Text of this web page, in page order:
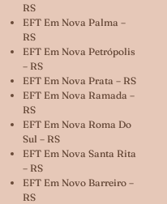
RS
EFT Em Nova Palma –
RS
EFT Em Nova Petrópolis
– RS
EFT Em Nova Prata – RS
EFT Em Nova Ramada –
RS
EFT Em Nova Roma Do
Sul – RS
EFT Em Nova Santa Rita
– RS
EFT Em Novo Barreiro –
RS